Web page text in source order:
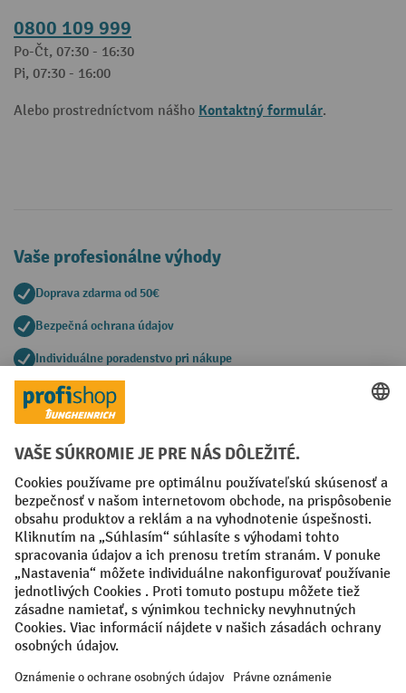
0800 109 999
Po-Čt, 07:30 - 16:30
Pi, 07:30 - 16:00
Alebo prostredníctvom nášho Kontaktný formulár.
Vaše profesionálne výhody
Doprava zdarma od 50€
Bezpečná ochrana údajov
Individuálne poradenstvo pri nákupe
Spôsoby platby
Faktúra Predplatba
Sociálne siete
Facebook
YouTube
LinkedIn
Nastavenia ochrany osobných údajov